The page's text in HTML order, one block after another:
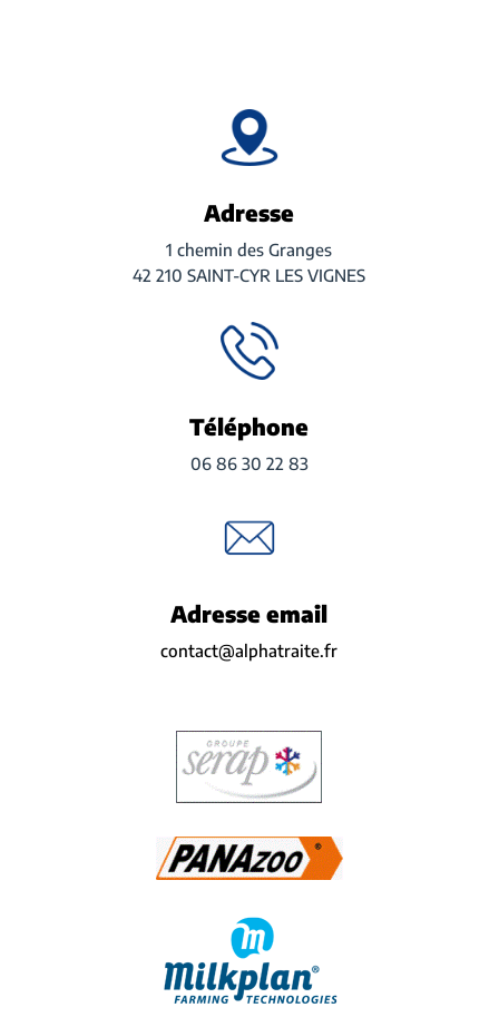
Adresse
1 chemin des Granges
42 210 SAINT-CYR LES VIGNES
Téléphone
06 86 30 22 83
Adresse email
contact@alphatraite.fr